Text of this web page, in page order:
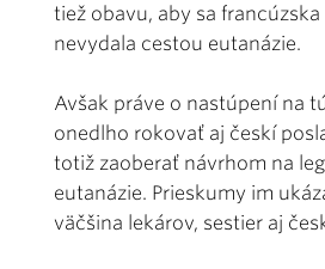
tiež obavu, aby sa
nevydala cestou eutanázie.
Avšak práve o nastúpení na
onedlho rokovať aj českí
totiž zaoberať návrhom na
eutanázie. Prieskumy im
väčšina lekárov, sestier aj